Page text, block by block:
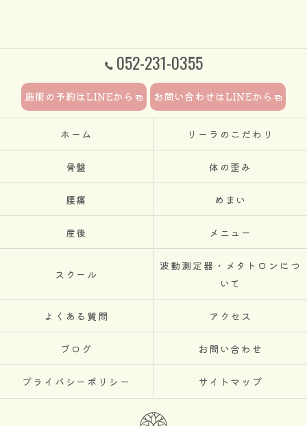
052-231-0355
施術の予約はLINEから お問い合わせはLINEから
ホーム リーラのこだわり
骨盤 体の歪み
腰痛 めまい
産後 メニュー
スクール
波動測定器・メタトロンにつ
いて
よくある質問 アクセス
ブログ お問い合わせ
プライバシーポリシー サイトマップ